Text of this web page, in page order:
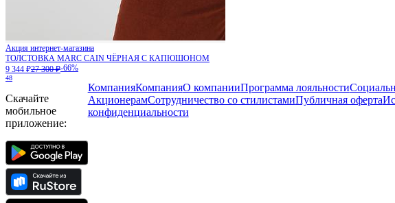
Акция интернет-магазина
ТОЛСТОВКА MARC CAIN ЧЁРНАЯ С КАПЮШОНОМ
9 344 ₽27 300 ₽-66%
48
Скачайте
мобильное
приложение:
КомпанияКомпанияО компанииПрограмма лояльности
АкционерамСотрудничество со стилистамиПубличная оферта
конфиденциальности